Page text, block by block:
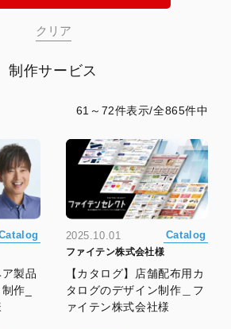
制作サービス
61～72件表示/全865件中
ア製品
作_
2025.10.01 Catalog
ファイテン株式会社様
【カタログ】店舗配布用カ
タログのデザイン制作＿フ
ァイテン株式会社様